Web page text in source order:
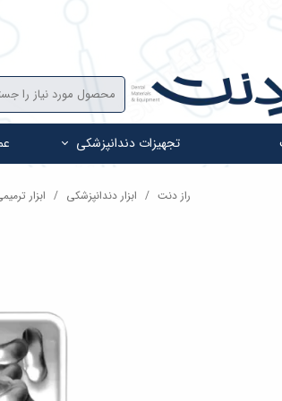
تجهیزات دندانپزشکی
راز دنت ابزار دندانپزشکی ابزار